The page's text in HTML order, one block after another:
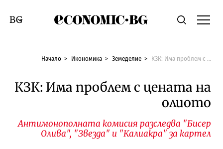
Economic.bgТърсене
Смяна на език
Начало Икономика Земеделие КЗК: Има проблем с цената на олиото
КЗК: Има проблем с цената на
олиото
Антимонополната комисия разследва "Бисер
Олива", "Звезда" и "Калиакра" за картел